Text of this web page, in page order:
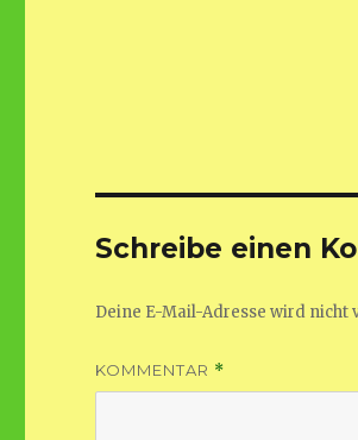
Schreibe einen
Deine E-Mail-Adresse wird nicht
KOMMENTAR *